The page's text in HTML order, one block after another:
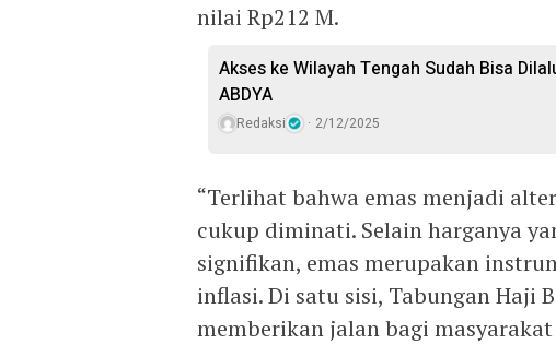
nilai Rp212 M.
Akses ke Wilayah Tengah Sudah Bisa
ABDYA
Redaksi 2/12/2025
“Terlihat bahwa emas menjadi
cukup diminati. Selain harganya
signifikan, emas merupakan
inflasi. Di satu sisi, Tabungan Haji
memberikan jalan bagi